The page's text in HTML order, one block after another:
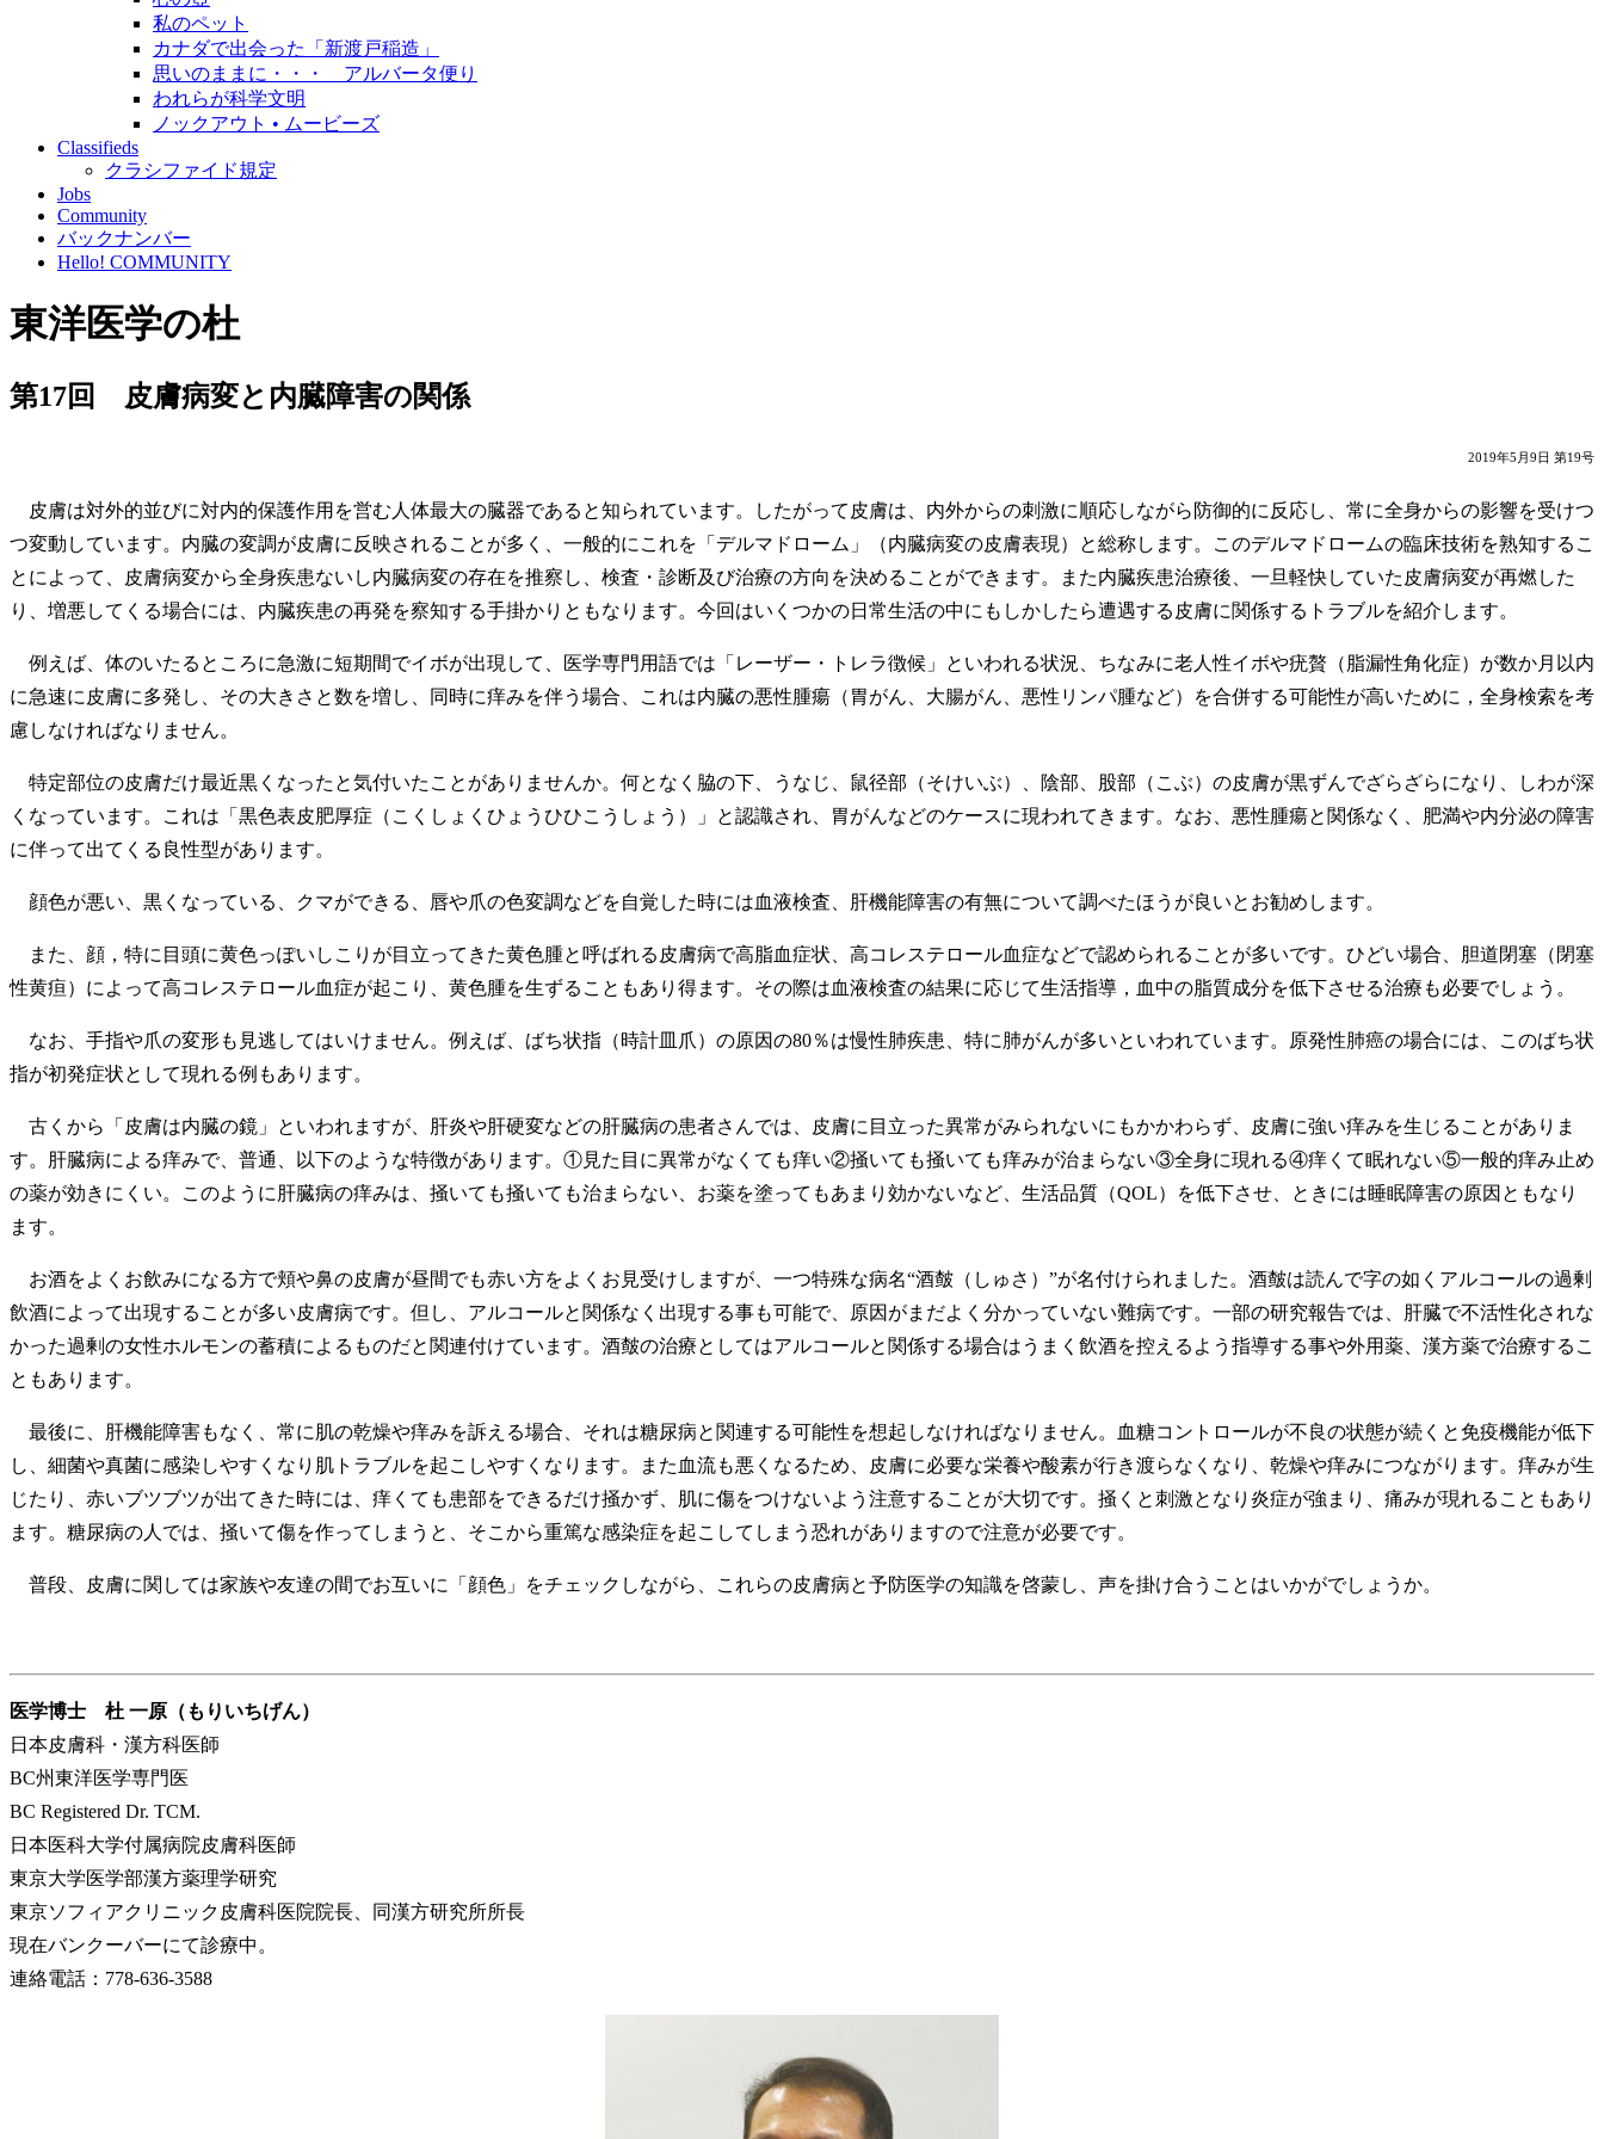
私のペット
カナダで出会った「新渡戸稲造」
思いのままに・・・ アルバータ便り
われらが科学文明
ノックアウト • ムービーズ
Classifieds
クラシファイド規定
Jobs
Community
バックナンバー
Hello! COMMUNITY
東洋医学の杜
第17回 皮膚病変と内臓障害の関係
2019年5月9日 第19号
皮膚は対外的並びに対内的保護作用を営む人体最大の臓器であると知られています。したがって皮膚は、内外からの刺激に順応しながら防御的に反応し、常に全身からの影響を受けつ
つ変動しています。内臓の変調が皮膚に反映されることが多く、一般的にこれを「デルマドローム」（内臓病変の皮膚表現）と総称します。このデルマドロームの臨床技術を熟知するこ
とによって、皮膚病変から全身疾患ないし内臓病変の存在を推察し、検査・診断及び治療の方向を決めることができます。また内臓疾患治療後、一旦軽快していた皮膚病変が再燃した
り、増悪してくる場合には、内臓疾患の再発を察知する手掛かりともなります。今回はいくつかの日常生活の中にもしかしたら遭遇する皮膚に関係するトラブルを紹介します。
例えば、体のいたるところに急激に短期間でイボが出現して、医学専門用語では「レーザー・トレラ徴候」といわれる状況、ちなみに老人性イボや疣贅（脂漏性角化症）が数か月以内
に急速に皮膚に多発し、その大きさと数を増し、同時に痒みを伴う場合、これは内臓の悪性腫瘍（胃がん、大腸がん、悪性リンパ腫など）を合併する可能性が高いために，全身検索を考
慮しなければなりません。
特定部位の皮膚だけ最近黒くなったと気付いたことがありませんか。何となく脇の下、うなじ、鼠径部（そけいぶ）、陰部、股部（こぶ）の皮膚が黒ずんでざらざらになり、しわが深
くなっています。これは「黒色表皮肥厚症（こくしょくひょうひひこうしょう）」と認識され、胃がんなどのケースに現われてきます。なお、悪性腫瘍と関係なく、肥満や内分泌の障害
に伴って出てくる良性型があります。
顔色が悪い、黒くなっている、クマができる、唇や爪の色変調などを自覚した時には血液検査、肝機能障害の有無について調べたほうが良いとお勧めします。
また、顔，特に目頭に黄色っぽいしこりが目立ってきた黄色腫と呼ばれる皮膚病で高脂血症状、高コレステロール血症などで認められることが多いです。ひどい場合、胆道閉塞（閉塞
性黄疸）によって高コレステロール血症が起こり、黄色腫を生ずることもあり得ます。その際は血液検査の結果に応じて生活指導，血中の脂質成分を低下させる治療も必要でしょう。
なお、手指や爪の変形も見逃してはいけません。例えば、ばち状指（時計皿爪）の原因の80％は慢性肺疾患、特に肺がんが多いといわれています。原発性肺癌の場合には、このばち状
指が初発症状として現れる例もあります。
古くから「皮膚は内臓の鏡」といわれますが、肝炎や肝硬変などの肝臓病の患者さんでは、皮膚に目立った異常がみられないにもかかわらず、皮膚に強い痒みを生じることがありま
す。肝臓病による痒みで、普通、以下のような特徴があります。①見た目に異常がなくても痒い②掻いても掻いても痒みが治まらない③全身に現れる④痒くて眠れない⑤一般的痒み止め
の薬が効きにくい。このように肝臓病の痒みは、掻いても掻いても治まらない、お薬を塗ってもあまり効かないなど、生活品質（QOL）を低下させ、ときには睡眠障害の原因ともなり
ます。
お酒をよくお飲みになる方で頬や鼻の皮膚が昼間でも赤い方をよくお見受けしますが、一つ特殊な病名“酒皶（しゅさ）”が名付けられました。酒皶は読んで字の如くアルコールの過剰
飲酒によって出現することが多い皮膚病です。但し、アルコールと関係なく出現する事も可能で、原因がまだよく分かっていない難病です。一部の研究報告では、肝臓で不活性化されな
かった過剰の女性ホルモンの蓄積によるものだと関連付けています。酒皶の治療としてはアルコールと関係する場合はうまく飲酒を控えるよう指導する事や外用薬、漢方薬で治療するこ
ともあります。
最後に、肝機能障害もなく、常に肌の乾燥や痒みを訴える場合、それは糖尿病と関連する可能性を想起しなければなりません。血糖コントロールが不良の状態が続くと免疫機能が低下
し、細菌や真菌に感染しやすくなり肌トラブルを起こしやすくなります。また血流も悪くなるため、皮膚に必要な栄養や酸素が行き渡らなくなり、乾燥や痒みにつながります。痒みが生
じたり、赤いブツブツが出てきた時には、痒くても患部をできるだけ掻かず、肌に傷をつけないよう注意することが大切です。掻くと刺激となり炎症が強まり、痛みが現れることもあり
ます。糖尿病の人では、掻いて傷を作ってしまうと、そこから重篤な感染症を起こしてしまう恐れがありますので注意が必要です。
普段、皮膚に関しては家族や友達の間でお互いに「顔色」をチェックしながら、これらの皮膚病と予防医学の知識を啓蒙し、声を掛け合うことはいかがでしょうか。
医学博士 杜 一原（もりいちげん）
日本皮膚科・漢方科医師
BC州東洋医学専門医
BC Registered Dr. TCM.
日本医科大学付属病院皮膚科医師
東京大学医学部漢方薬理学研究
東京ソフィアクリニック皮膚科医院院長、同漢方研究所所長
現在バンクーバーにて診療中。
連絡電話：778-636-3588